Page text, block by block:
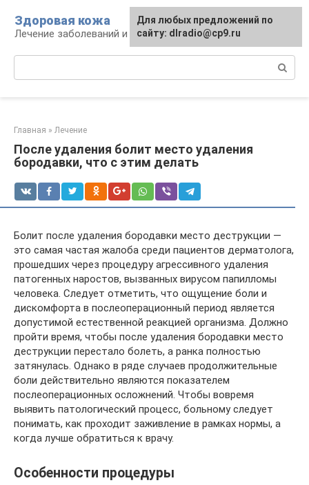
контенту
Здоровая кожа
Лечение заболеваний и уход за кожей
Главная » Лечение
После удаления болит место удаления
бородавки, что с этим делать
Болит после удаления бородавки место деструкции —
это самая частая жалоба среди пациентов дерматолога,
прошедших через процедуру агрессивного удаления
патогенных наростов, вызванных вирусом папилломы
человека. Следует отметить, что ощущение боли и
дискомфорта в послеоперационный период является
допустимой естественной реакцией организма. Должно
пройти время, чтобы после удаления бородавки место
деструкции перестало болеть, а ранка полностью
затянулась. Однако в ряде случаев продолжительные
боли действительно являются показателем
послеоперационных осложнений. Чтобы вовремя
выявить патологический процесс, больному следует
понимать, как проходит заживление в рамках нормы, а
когда лучше обратиться к врачу.
Особенности процедуры
Для любых предложений по
сайту: dlradio@cp9.ru